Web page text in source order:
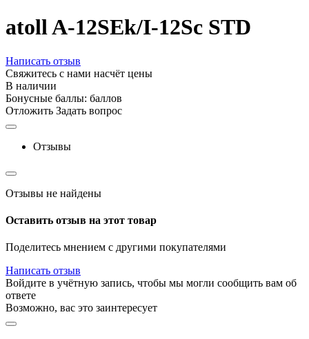
atoll A-12SEk/I-12Sc STD
Написать отзыв
Свяжитесь с нами насчёт цены
В наличии
Бонусные баллы: баллов
Отложить Задать вопрос
Отзывы
Отзывы не найдены
Оставить отзыв на этот товар
Поделитесь мнением с другими покупателями
Написать отзыв
Войдите в учётную запись, чтобы мы могли сообщить вам об
ответе
Возможно, вас это заинтересует